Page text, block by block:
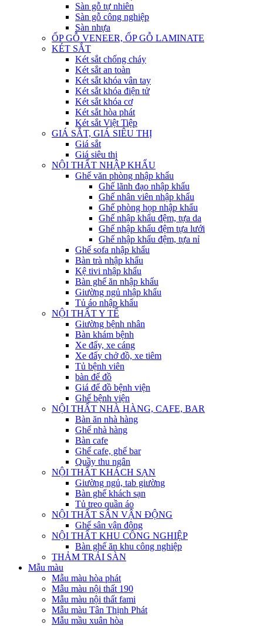
Sàn gỗ tự nhiên
Sàn gỗ công nghiệp
Sàn nhựa
ỐP GỖ VENEER, ỐP GỖ LAMINATE
KÉT SẮT
Két sắt chống cháy
Két sắt an toàn
Két sắt khóa vân tay
Két sắt khóa điện tử
Két sắt khóa cơ
Két sắt hòa phát
Két sắt Việt Tiệp
GIÁ SẮT, GIÁ SIÊU THỊ
Giá sắt
Giá siêu thị
NỘI THẤT NHẬP KHẨU
Ghế văn phòng nhập khẩu
Ghế lãnh đạo nhập khẩu
Ghế nhân viên nhập khẩu
Ghế phòng họp nhập khẩu
Ghế nhập khẩu đệm, tựa da
Ghế nhập khẩu đệm tựa lưới
Ghế nhập khẩu đệm, tựa nỉ
Ghế sofa nhập khẩu
Bàn trà nhập khẩu
Kệ tivi nhập khẩu
Bàn ghế ăn nhập khẩu
Giường ngủ nhập khẩu
Tủ áo nhập khẩu
NỘI THẤT Y TẾ
Giường bệnh nhân
Bàn khám bệnh
Xe đẩy, xe cáng
Xe đẩy chở đồ, xe tiêm
Tủ bệnh viên
bàn để đồ
Giá để đồ bệnh viện
Ghế bệnh viện
NỘI THẤT NHÀ HÀNG, CAFE, BAR
Bàn ăn nhà hàng
Ghế nhà hàng
Bàn cafe
Ghế cafe, ghế bar
Quầy thu ngân
NỘI THẤT KHÁCH SẠN
Giường ngủ, tab giường
Bàn ghế khách sạn
Tủ treo quần áo
NỘI THẤT SÂN VẬN ĐỘNG
Ghế sân vận động
NỘI THẤT KHU CÔNG NGHIỆP
Bàn ghế ăn khu công nghiệp
THẢM TRẢI SÀN
Mẫu màu
Mẫu màu hòa phát
Mẫu màu nội thất 190
Mẫu màu nội thất fami
Mẫu màu Tân Thịnh Phát
Mẫu mầu xuân hòa